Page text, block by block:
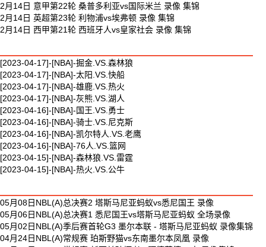
2月14日 意甲第22轮 桑普多利亚vs国际米兰 录像 集锦
2月14日 英超第23轮 利物浦vs埃弗顿 录像 集锦
2月14日 西甲第21轮 西班牙人vs皇家社会 录像 集锦
[2023-04-17]-[NBA]-掘金.VS.森林狼
[2023-04-17]-[NBA]-太阳.VS.快船
[2023-04-17]-[NBA]-雄鹿.VS.热火
[2023-04-17]-[NBA]-灰熊.VS.湖人
[2023-04-16]-[NBA]-国王.VS.勇士
[2023-04-16]-[NBA]-骑士.VS.尼克斯
[2023-04-16]-[NBA]-凯尔特人.VS.老鹰
[2023-04-16]-[NBA]-76人.VS.篮网
[2023-04-15]-[NBA]-森林狼.VS.雷霆
[2023-04-15]-[NBA]-热火.VS.公牛
05月08日NBL(A)总决赛2 塔斯马尼亚蚂蚁vs悉尼国王 录像
05月06日NBL(A)总决赛1 悉尼国王vs塔斯马尼亚蚂蚁 全场录像
05月02日NBL(A)季后赛首轮G3 墨尔本联 - 塔斯马尼亚蚂蚁 录像集锦
04月24日NBL(A)常规赛 珀斯野猫vs东南墨尔本凤凰 录像